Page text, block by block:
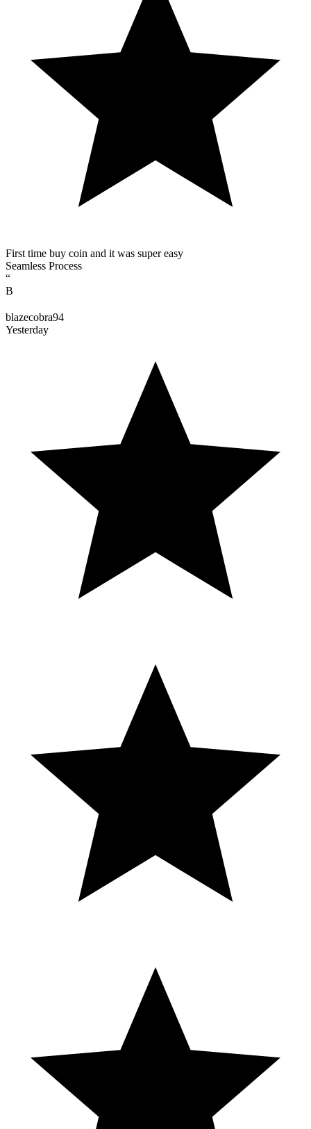
First time buy coin and it was super easy
Seamless Process
“
B
blazecobra94
Yesterday